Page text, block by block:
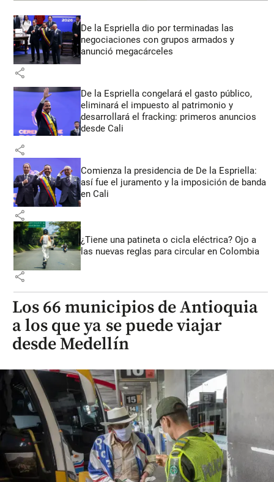
De la Espriella dio por terminadas las
negociaciones con grupos armados y
anunció megacárceles
share
De la Espriella congelará el gasto público,
eliminará el impuesto al patrimonio y
desarrollará el fracking: primeros anuncios
desde Cali
share
Comienza la presidencia de De la Espriella:
así fue el juramento y la imposición de banda
en Cali
share
¿Tiene una patineta o cicla eléctrica? Ojo a
las nuevas reglas para circular en Colombia
share
Los 66 municipios de Antioquia
a los que ya se puede viajar
desde Medellín